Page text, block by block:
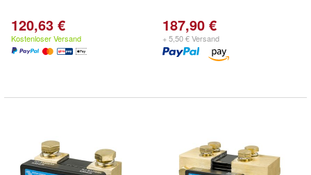
120,63 €
Kostenloser Versand
187,90 €
+ 5,50 € Versand